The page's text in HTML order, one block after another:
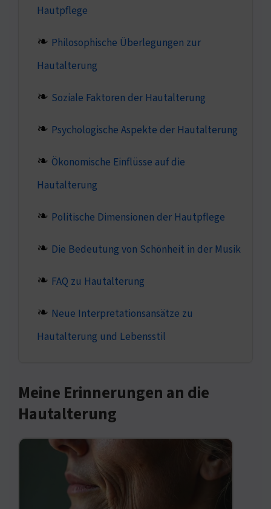
Hautpflege
Philosophische Überlegungen zur
Hautalterung
Soziale Faktoren der Hautalterung
Psychologische Aspekte der Hautalterung
Ökonomische Einflüsse auf die
Hautalterung
Politische Dimensionen der Hautpflege
Die Bedeutung von Schönheit in der Musik
FAQ zu Hautalterung
Neue Interpretationsansätze zu
Hautalterung und Lebensstil
Meine Erinnerungen an die
Hautalterung